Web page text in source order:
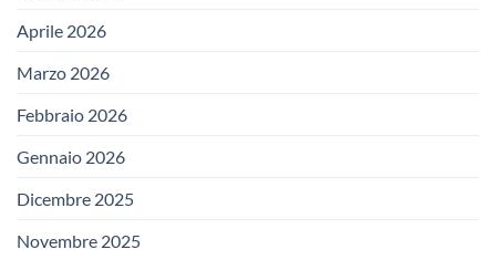
Aprile 2026
Marzo 2026
Febbraio 2026
Gennaio 2026
Dicembre 2025
Novembre 2025